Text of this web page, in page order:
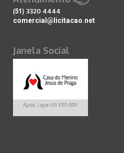
(51) 3320 4444
comercial@licitacao.net
Janela Social